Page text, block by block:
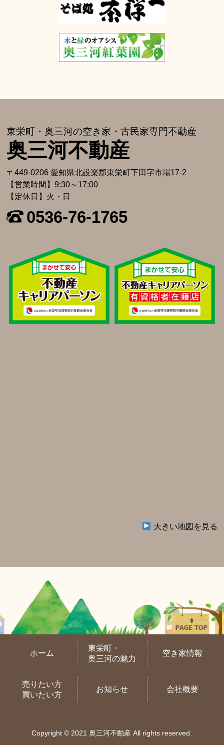
東栄町・奥三河の空き家・古⺠家専⾨不動産
奥三河不動産
〒449-0206 愛知県北設楽郡東栄町下⽥字市場17-2
【営業時間】9:30～17:00
【定休日】火・日
0536-76-1765
大きい地図を見る
ホーム
東栄町・
奥三河の魅力
空き家情報
売りたい方
買いたい方
お知らせ 会社概要
Copyright © 2021 奥三河不動産 All rights reserved.